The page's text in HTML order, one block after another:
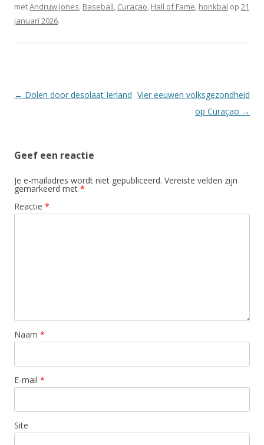
metAndruw Jones, Baseball, Curaçao, Hall of Fame, honkbal op 21
januari 2026.
Berichtnavigatie
← Dolen door desolaat Ierland Vier eeuwen volksgezondheid
op Curaçao →
Geef een reactie
Je e-mailadres wordt niet gepubliceerd. Vereiste velden zijn
gemarkeerd met *
Reactie *
Naam *
E-mail *
Site